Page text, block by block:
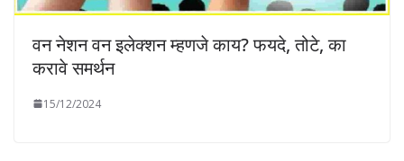
वन नेशन वन इलेक्शन म्हणजे काय? फयदे, तोटे, का
करावे समर्थन
15/12/2024